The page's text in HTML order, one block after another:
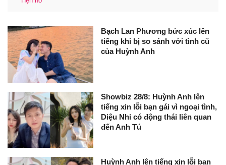
Bạch Lan Phương bức xúc lên
tiếng khi bị so sánh với tình cũ
của Huỳnh Anh
Showbiz 28/8: Huỳnh Anh lên
tiếng xin lỗi bạn gái vì ngoại tình,
Diệu Nhi có động thái liên quan
đến Anh Tú
Huỳnh Anh lên tiếng xin lỗi bạn